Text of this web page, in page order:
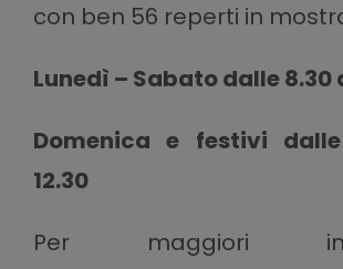
con ben 56 reperti in
Lunedì – Sabato dalle 8.30
Domenica e festivi
12.30
Per maggiori